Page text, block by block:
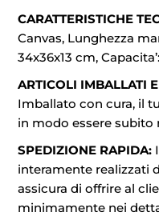
CARATTERISTICHE
Canvas, Lunghezza
34x36x13 cm,
ARTICOLI IMBALLATI
Imballato con cura, il
in modo essere subito
SPEDIZIONE RAPIDA:
interamente realizzati
assicura di offrire al
minimamente nei